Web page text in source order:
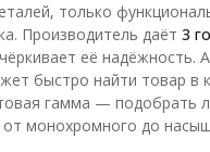
только
Производитель даёт 3
её надёжность.
быстро найти товар в
гамма — подобрать
монохромного до